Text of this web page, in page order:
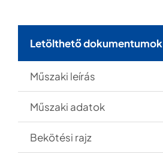
Letölthető dokumentumok
Műszaki leírás
Műszaki adatok
Bekötési rajz